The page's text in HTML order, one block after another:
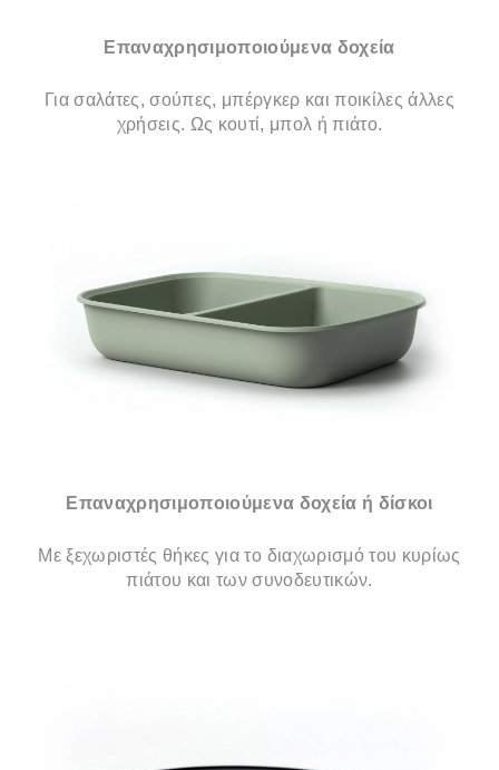
Επαναχρησιμοποιούμενα δοχεία
Για σαλάτες, σούπες, μπέργκερ και ποικίλες άλλες
χρήσεις. Ως κουτί, μπολ ή πιάτο.
Επαναχρησιμοποιούμενα δοχεία ή δίσκοι
Με ξεχωριστές θήκες για το διαχωρισμό του κυρίως
πιάτου και των συνοδευτικών.